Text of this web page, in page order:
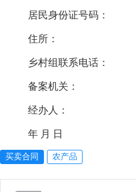
居民身份证号码：
住所：
乡村组联系电话：
备案机关：
经办人：
年 月 日
买卖合同 农产品